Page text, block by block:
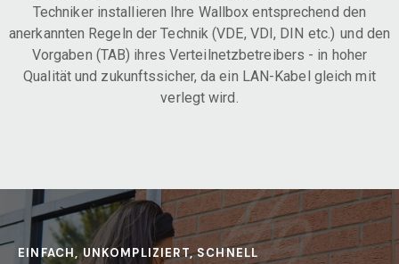
Techniker installieren Ihre Wallbox entsprechend den
anerkannten Regeln der Technik (VDE, VDI, DIN etc.) und den
Vorgaben (TAB) ihres Verteilnetzbetreibers - in hoher
Qualität und zukunftssicher, da ein LAN-Kabel gleich mit
verlegt wird.
EINFACH, UNKOMPLIZIERT, SCHNELL